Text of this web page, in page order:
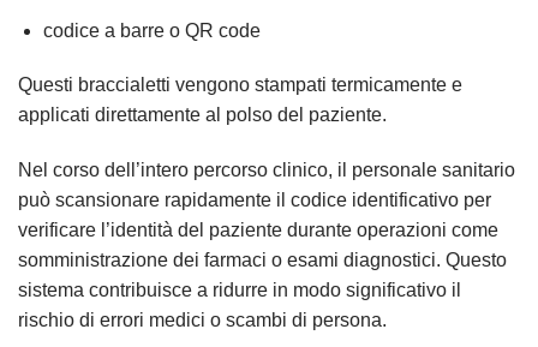
codice a barre o QR code
Questi braccialetti vengono stampati termicamente e
applicati direttamente al polso del paziente.
Nel corso dell’intero percorso clinico, il personale sanitario
può scansionare rapidamente il codice identificativo per
verificare l’identità del paziente durante operazioni come
somministrazione dei farmaci o esami diagnostici. Questo
sistema contribuisce a ridurre in modo significativo il
rischio di errori medici o scambi di persona.